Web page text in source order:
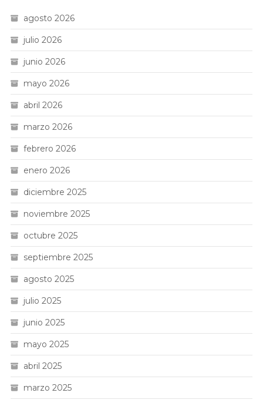
agosto 2026
julio 2026
junio 2026
mayo 2026
abril 2026
marzo 2026
febrero 2026
enero 2026
diciembre 2025
noviembre 2025
octubre 2025
septiembre 2025
agosto 2025
julio 2025
junio 2025
mayo 2025
abril 2025
marzo 2025